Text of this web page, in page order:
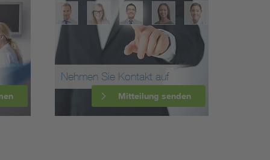
Nehmen Sie Kontakt auf
Mitteilung senden